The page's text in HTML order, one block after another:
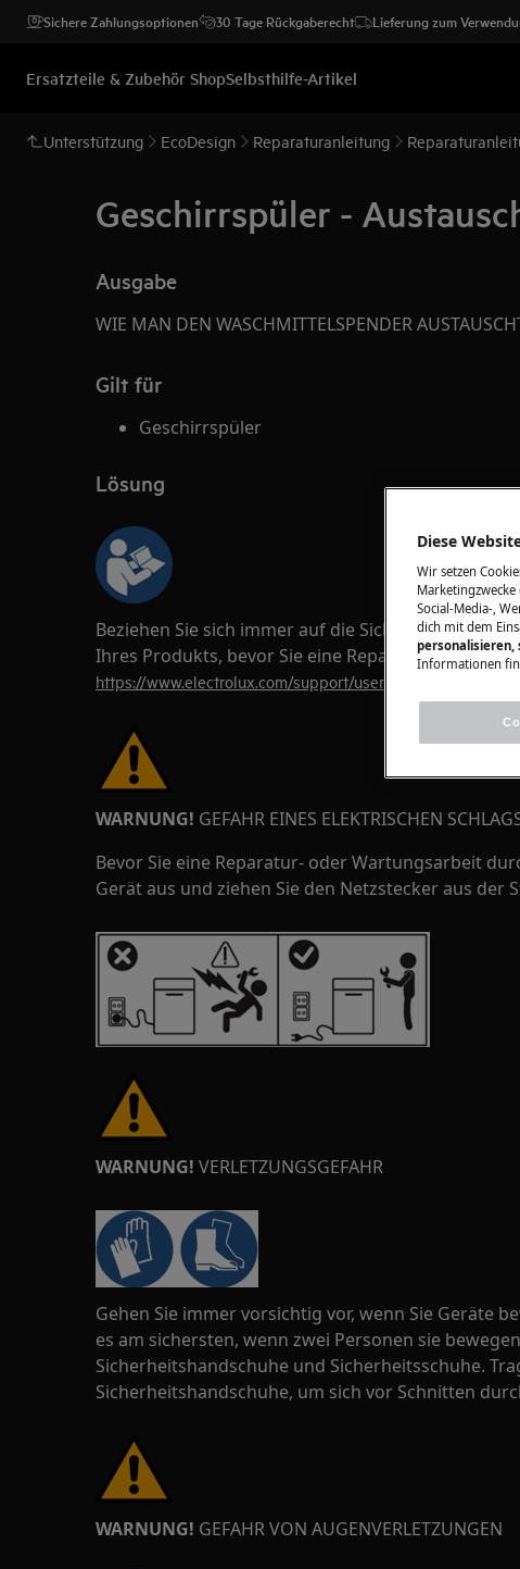
Sichere Zahlungsoptionen 30 Tage Rückgaberecht Lieferung zum
Ersatzteile & Zubehör ShopSelbsthilfe-Artikel
Unterstützung EcoDesign Reparaturanleitung
Geschirrspüler -
Ausgabe
WIE MAN DEN WASCHMITTELSPENDER
Gilt für
Geschirrspüler
Lösung
Beziehen Sie sich immer auf die
Ihres Produkts, bevor Sie eine Reparatur- oder
https://www.electrolux.com/support/user-manuals/
WARNUNG! GEFAHR EINES ELEKTRISCHEN
Bevor Sie eine Reparatur- oder Wartungsarbeit
Gerät aus und ziehen Sie den Netzstecker aus der
WARNUNG! VERLETZUNGSGEFAHR
Gehen Sie immer vorsichtig vor, wenn Sie Geräte
es am sichersten, wenn zwei Personen sie
Sicherheitshandschuhe und Sicherheitsschuhe.
Sicherheitshandschuhe, um sich vor Schnitten
WARNUNG! GEFAHR VON AUGENVERLETZUNGEN
Diese
Wir setzen
Social-Media-,
dich mit dem
personalisieren,
Informationen